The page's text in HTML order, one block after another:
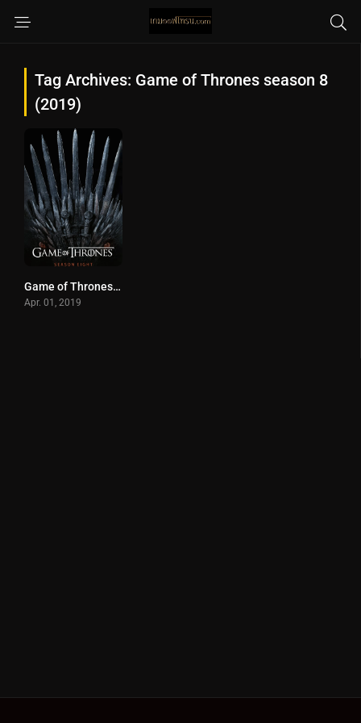
Tag Archives: Game of Thrones season 8
(2019)
Game of Thrones season 8 (2019) มหาศึกชิงบัลลังก์ ปี 8
Apr. 01, 2019